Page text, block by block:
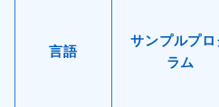
言語
サンプルプロ
ラム